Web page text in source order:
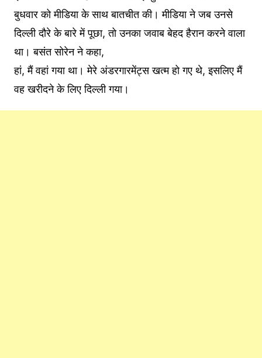
बुधवार को मीडिया के साथ बातचीत की। मीडिया ने जब उनसे
दिल्ली दौरे के बारे में पूछा, तो उनका जवाब बेहद हैरान करने वाला
था। बसंत सोरेन ने कहा,
हां, मैं वहां गया था। मेरे अंडरगारमेंट्स खत्म हो गए थे, इसलिए मैं
वह खरीदने के लिए दिल्ली गया।